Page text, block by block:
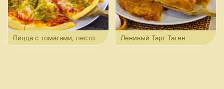
Пицца с томатами, песто
Ленивый Тарт Татен